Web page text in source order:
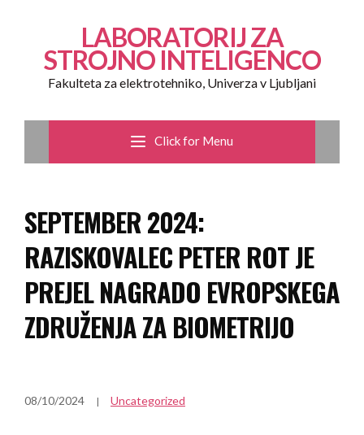
LABORATORIJ ZA
STROJNO INTELIGENCO
Fakulteta za elektrotehniko, Univerza v Ljubljani
Click for Menu
SEPTEMBER 2024:
RAZISKOVALEC PETER ROT JE
PREJEL NAGRADO EVROPSKEGA
ZDRUŽENJA ZA BIOMETRIJO
08/10/2024 Uncategorized